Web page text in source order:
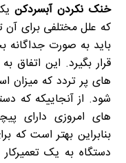
خنک نکردن آبسردکن
که علل مختلفی برای
باید به صورت
قرار بگیرد. این
های پر تردد که میزان
شود. از آنجاییکه که
های امروزی دارای
بنابراین بهتر است که
دستگاه به یک